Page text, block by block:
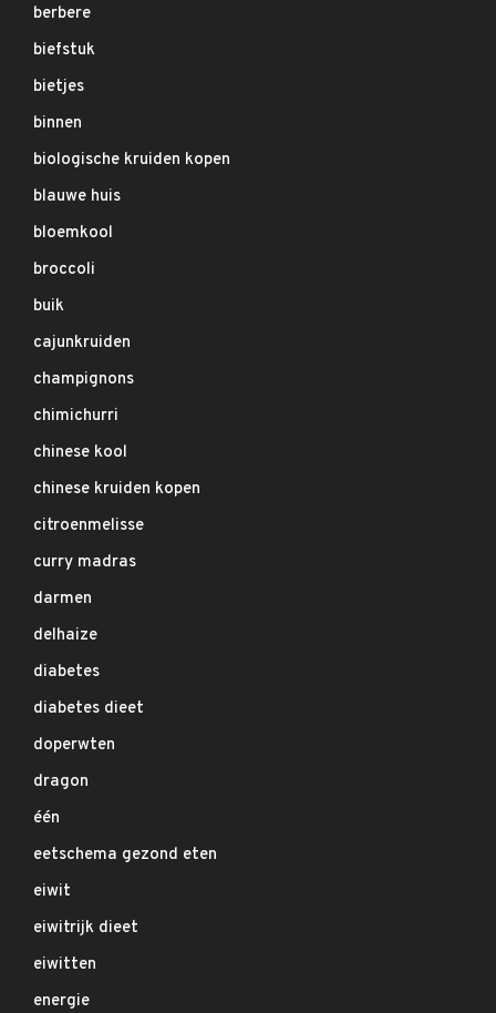
berbere
biefstuk
bietjes
binnen
biologische kruiden kopen
blauwe huis
bloemkool
broccoli
buik
cajunkruiden
champignons
chimichurri
chinese kool
chinese kruiden kopen
citroenmelisse
curry madras
darmen
delhaize
diabetes
diabetes dieet
doperwten
dragon
één
eetschema gezond eten
eiwit
eiwitrijk dieet
eiwitten
energie